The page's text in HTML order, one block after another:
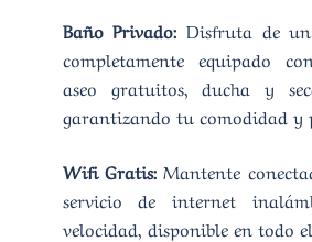
Baño Privado: Disfruta de
completamente equipado
aseo gratuitos, ducha y
garantizando tu comodidad y
Wifi Gratis: Mantente
servicio de internet
velocidad, disponible en todo